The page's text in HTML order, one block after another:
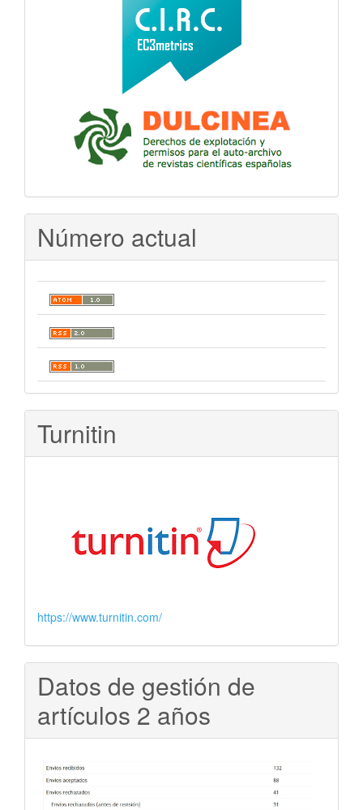
Número actual
Turnitin
https://www.turnitin.com/
Datos de gestión de
artículos 2 años